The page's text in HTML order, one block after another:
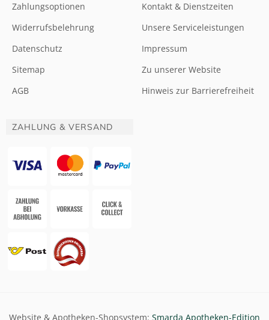
Zahlungsoptionen
Widerrufsbelehrung
Datenschutz
Sitemap
AGB
Kontakt & Dienstzeiten
Unsere Serviceleistungen
Impressum
Zu unserer Website
Hinweis zur Barrierefreiheit
ZAHLUNG & VERSAND
Website & Apotheken-Shopsystem: Smarda Apotheken-Edition